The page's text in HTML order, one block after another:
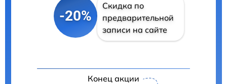
-20%
Скидка по
предварительной
записи на сайте
Конец акции